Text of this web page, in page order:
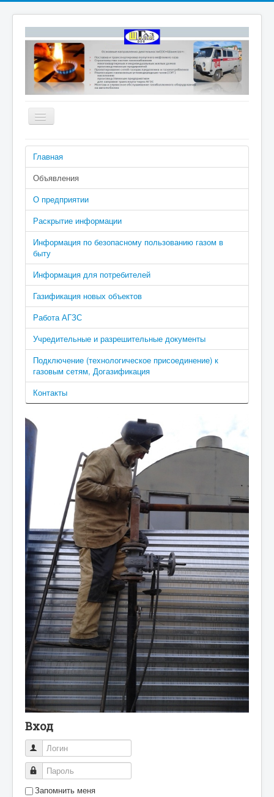
Включить/
Номера телефонов аварийно-
диспетчерской службы: 04 (040 с
Главная
Объявления
О предприятии
Раскрытие информации
Информация по безопасному пользованию газом в
быту
Информация для потребителей
Газификация новых объектов
Работа АГЗС
Учредительные и разрешительные документы
Подключение (технологическое присоединение) к
газовым сетям, Догазификация
Контакты
Вход
Логин
Пароль
Запомнить меня